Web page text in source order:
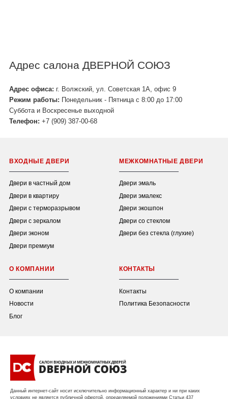
Адрес салона ДВЕРНОЙ СОЮЗ
Адрес офиса: г. Волжский, ул. Советская 1А, офис 9
Режим работы: Понедельник - Пятница с 8:00 до 17:00
Суббота и Воскресенье выходной
Телефон: +7 (909) 387-00-68
ВХОДНЫЕ ДВЕРИ
Двери в частный дом
Двери в квартиру
Двери с терморазрывом
Двери с зеркалом
Двери эконом
Двери премиум
МЕЖКОМНАТНЫЕ ДВЕРИ
Двери эмаль
Двери эмалекс
Двери экошпон
Двери со стеклом
Двери без стекла (глухие)
О КОМПАНИИ
О компании
Новости
Блог
КОНТАКТЫ
Контакты
Политика Безопасности
Данный интернет-сайт носит исключительно информационный характер и ни при каких
условиях не является публичной офертой, определяемой положениями Статьи 437